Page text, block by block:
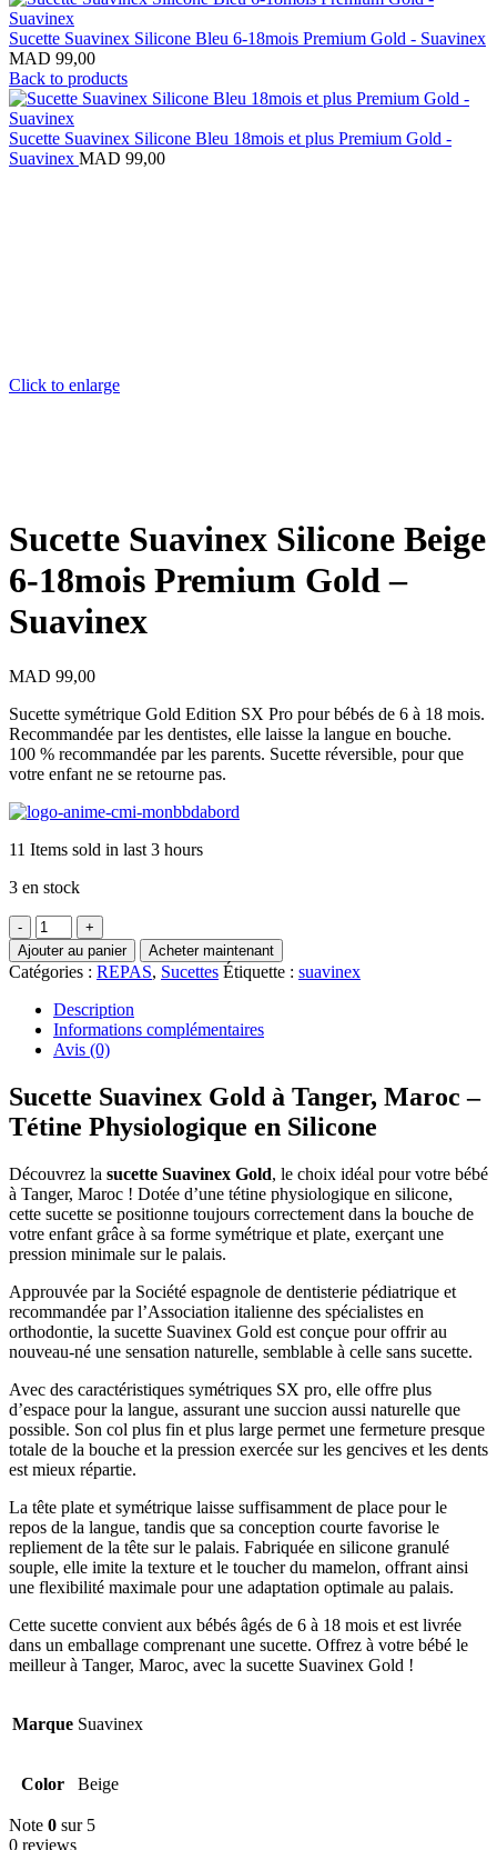
Sucette Suavinex Silicone Bleu 6-18mois Premium Gold - Suavinex
MAD 99,00
Back to products
Sucette Suavinex Silicone Bleu 18mois et plus Premium Gold -
Suavinex MAD 99,00
Click to enlarge
Sucette Suavinex Silicone Beige
6-18mois Premium Gold –
Suavinex
MAD 99,00
Sucette symétrique Gold Edition SX Pro pour bébés de 6 à 18 mois.
Recommandée par les dentistes, elle laisse la langue en bouche.
100 % recommandée par les parents. Sucette réversible, pour que
votre enfant ne se retourne pas.
11 Items sold in last 3 hours
3 en stock
quantité
de
Sucette
Suavinex
Silicone
Beige
6-
18mois
Gold
-
Ajouter au panier Acheter maintenant
Catégories : REPAS, Sucettes Étiquette : suavinex
Description
Informations complémentaires
Avis (0)
Sucette Suavinex Gold à Tanger, Maroc –
Tétine Physiologique en Silicone
Découvrez la sucette Suavinex Gold, le choix idéal pour votre bébé
à Tanger, Maroc ! Dotée d’une tétine physiologique en silicone,
cette sucette se positionne toujours correctement dans la bouche de
votre enfant grâce à sa forme symétrique et plate, exerçant une
pression minimale sur le palais.
Approuvée par la Société espagnole de dentisterie pédiatrique et
recommandée par l’Association italienne des spécialistes en
orthodontie, la sucette Suavinex Gold est conçue pour offrir au
nouveau-né une sensation naturelle, semblable à celle sans sucette.
Avec des caractéristiques symétriques SX pro, elle offre plus
d’espace pour la langue, assurant une succion aussi naturelle que
possible. Son col plus fin et plus large permet une fermeture presque
totale de la bouche et la pression exercée sur les gencives et les dents
est mieux répartie.
La tête plate et symétrique laisse suffisamment de place pour le
repos de la langue, tandis que sa conception courte favorise le
repliement de la tête sur le palais. Fabriquée en silicone granulé
souple, elle imite la texture et le toucher du mamelon, offrant ainsi
une flexibilité maximale pour une adaptation optimale au palais.
Cette sucette convient aux bébés âgés de 6 à 18 mois et est livrée
dans un emballage comprenant une sucette. Offrez à votre bébé le
meilleur à Tanger, Maroc, avec la sucette Suavinex Gold !
Marque Suavinex
Color Beige
Note 0 sur 5
0 reviews